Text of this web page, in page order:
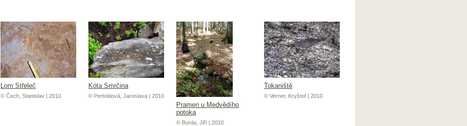
Lom Střeleč
© Čech, Stanislav | 2010
Kóta Smrčina
© Pertoldová, Jaroslava | 2010
Pramen u Medvědího
potoka
© Burda, Jiří | 2010
Tokaniště
© Verner, Kryštof | 2010